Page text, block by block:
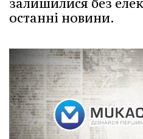
залишилися без
останні новини.